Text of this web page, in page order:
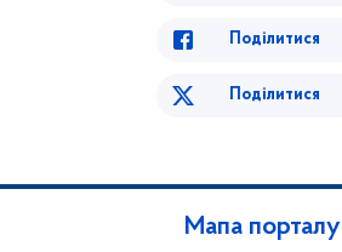
Поділитися
Поділитися
Мапа порталу